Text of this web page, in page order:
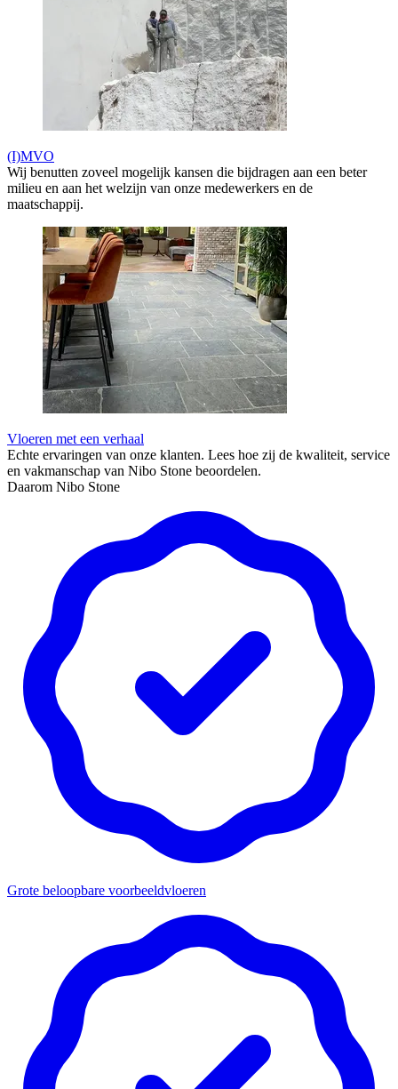
(I)MVO
Wij benutten zoveel mogelijk kansen die bijdragen aan een beter
milieu en aan het welzijn van onze medewerkers en de
maatschappij.
Vloeren met een verhaal
Echte ervaringen van onze klanten. Lees hoe zij de kwaliteit, service
en vakmanschap van Nibo Stone beoordelen.
Daarom Nibo Stone
Grote beloopbare voorbeeldvloeren